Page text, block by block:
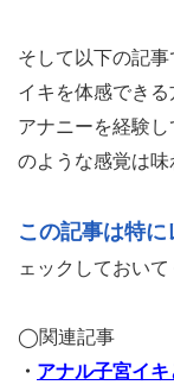
そして以下の記
イキを体感でき
アナニーを経験
のような感覚は味
この記事は特
ェックしておい
◯関連記事
・ アナル子宮イ